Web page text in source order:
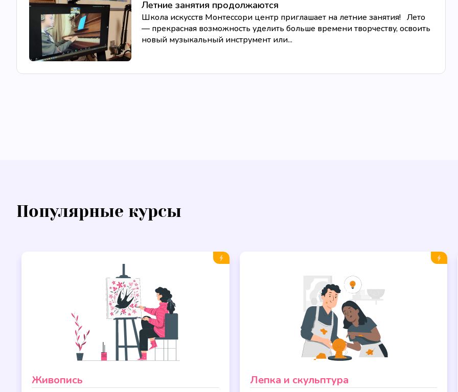
Летние занятия продолжаются
Школа искусств Монтессори центр приглашает на летние занятия! Лето
— прекрасная возможность уделить больше времени творчеству, освоить
новый музыкальный инструмент или...
Популярные курсы
Живопись Лепка и скульптура